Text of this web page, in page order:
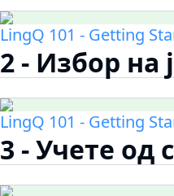
LingQ 101 - Getting
2 - Избор на
LingQ 101 - Getting
3 - Учете од